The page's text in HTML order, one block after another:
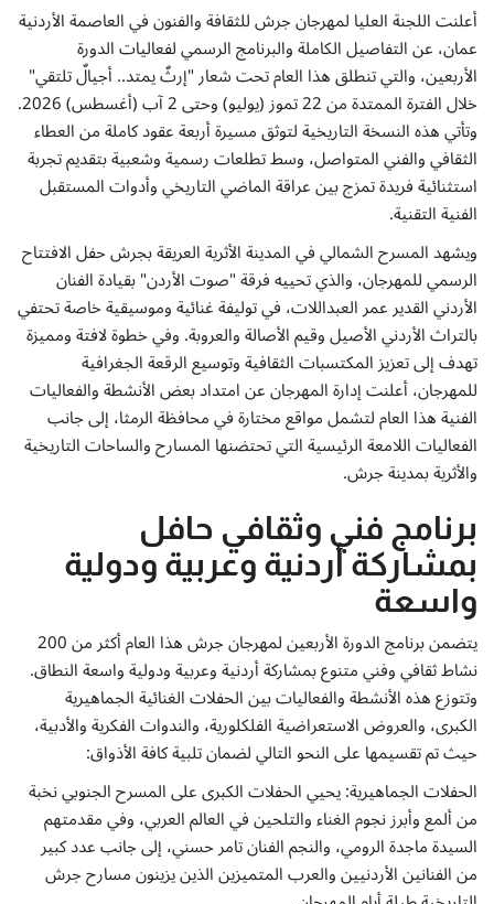
أعلنت اللجنة العليا لمهرجان جرش للثقافة والفنون في العاصمة الأردنية
عمان، عن التفاصيل الكاملة والبرنامج الرسمي لفعاليات الدورة
الأربعين، والتي تنطلق هذا العام تحت شعار "إرثٌ يمتد.. أجيالٌ تلتقي"
خلال الفترة الممتدة من 22 تموز (يوليو) وحتى 2 آب (أغسطس) 2026.
وتأتي هذه النسخة التاريخية لتوثق مسيرة أربعة عقود كاملة من العطاء
الثقافي والفني المتواصل، وسط تطلعات رسمية وشعبية بتقديم تجربة
استثنائية فريدة تمزج بين عراقة الماضي التاريخي وأدوات المستقبل
الفنية التقنية.
ويشهد المسرح الشمالي في المدينة الأثرية العريقة بجرش حفل الافتتاح
الرسمي للمهرجان، والذي تحييه فرقة "صوت الأردن" بقيادة الفنان
الأردني القدير عمر العبداللات، في توليفة غنائية وموسيقية خاصة تحتفي
بالتراث الأردني الأصيل وقيم الأصالة والعروبة. وفي خطوة لافتة ومميزة
تهدف إلى تعزيز المكتسبات الثقافية وتوسيع الرقعة الجغرافية
للمهرجان، أعلنت إدارة المهرجان عن امتداد بعض الأنشطة والفعاليات
الفنية هذا العام لتشمل مواقع مختارة في محافظة الرمثا، إلى جانب
الفعاليات اللامعة الرئيسية التي تحتضنها المسارح والساحات التاريخية
والأثرية بمدينة جرش.
برنامج فني وثقافي حافل
بمشاركة أردنية وعربية ودولية
واسعة
يتضمن برنامج الدورة الأربعين لمهرجان جرش هذا العام أكثر من 200
نشاط ثقافي وفني متنوع بمشاركة أردنية وعربية ودولية واسعة النطاق.
وتتوزع هذه الأنشطة والفعاليات بين الحفلات الغنائية الجماهيرية
الكبرى، والعروض الاستعراضية الفلكلورية، والندوات الفكرية والأدبية،
حيث تم تقسيمها على النحو التالي لضمان تلبية كافة الأذواق:
الحفلات الجماهيرية: يحيي الحفلات الكبرى على المسرح الجنوبي نخبة
من ألمع وأبرز نجوم الغناء والتلحين في العالم العربي، وفي مقدمتهم
السيدة ماجدة الرومي، والنجم الفنان تامر حسني، إلى جانب عدد كبير
من الفنانين الأردنيين والعرب المتميزين الذين يزينون مسارح جرش